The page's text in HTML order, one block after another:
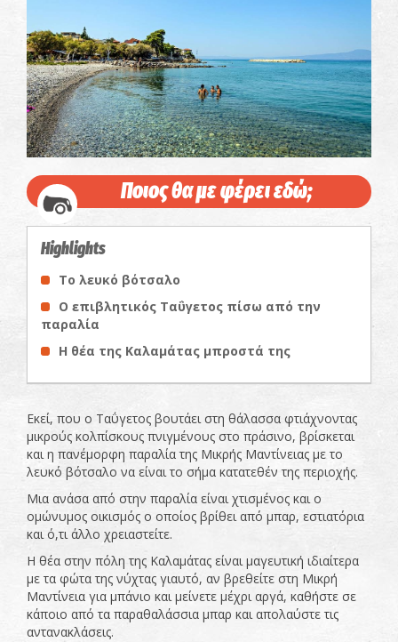
Ποιος θα με φέρει εδώ;
Highlights
Το λευκό βότσαλο
Ο επιβλητικός Ταΰγετος πίσω από την
παραλία
Η θέα της Καλαμάτας μπροστά της
Εκεί, που ο Ταΰγετος βουτάει στη θάλασσα φτιάχνοντας
μικρούς κολπίσκους πνιγμένους στο πράσινο, βρίσκεται
και η πανέμορφη παραλία της Μικρής Μαντίνειας με το
λευκό βότσαλο να είναι το σήμα κατατεθέν της περιοχής.
Μια ανάσα από στην παραλία είναι χτισμένος και ο
ομώνυμος οικισμός ο οποίος βρίθει από μπαρ, εστιατόρια
και ό,τι άλλο χρειαστείτε.
Η θέα στην πόλη της Καλαμάτας είναι μαγευτική ιδιαίτερα
με τα φώτα της νύχτας γιαυτό, αν βρεθείτε στη Μικρή
Μαντίνεια για μπάνιο και μείνετε μέχρι αργά, καθήστε σε
κάποιο από τα παραθαλάσσια μπαρ και απολαύστε τις
αντανακλάσεις.